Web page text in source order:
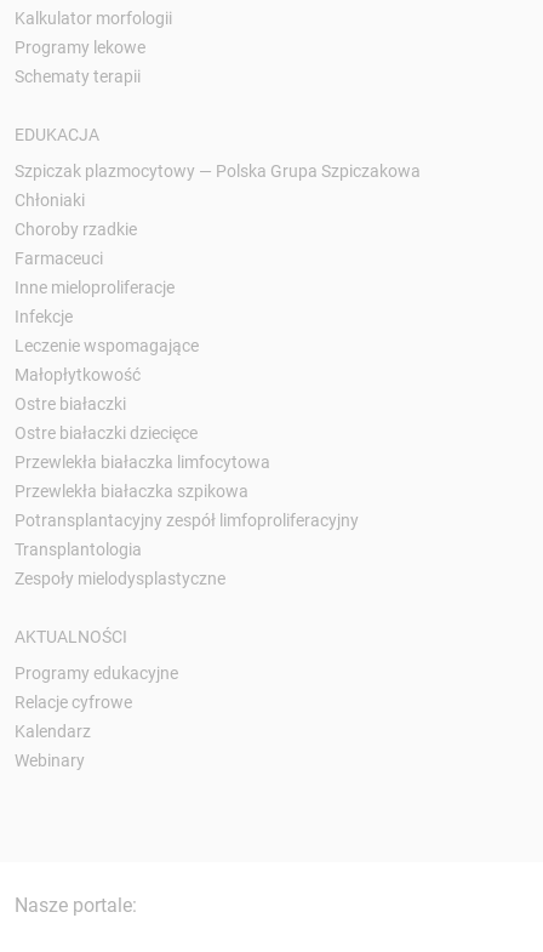
Kalkulator morfologii
Programy lekowe
Schematy terapii
EDUKACJA
Szpiczak plazmocytowy — Polska Grupa Szpiczakowa
Chłoniaki
Choroby rzadkie
Farmaceuci
Inne mieloproliferacje
Infekcje
Leczenie wspomagające
Małopłytkowość
Ostre białaczki
Ostre białaczki dziecięce
Przewlekła białaczka limfocytowa
Przewlekła białaczka szpikowa
Potransplantacyjny zespół limfoproliferacyjny
Transplantologia
Zespoły mielodysplastyczne
AKTUALNOŚCI
Programy edukacyjne
Relacje cyfrowe
Kalendarz
Webinary
Nasze portale: